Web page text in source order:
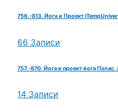
756.-813. Йога и Проект
66 Записи
757.-870. Йога и проект йога
14 Записи